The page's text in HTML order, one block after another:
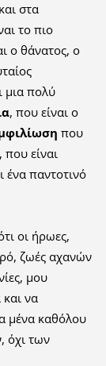
στα
το πιο
ο θάνατος, ο
μια πολύ
, που είναι ο
που
, που είναι
ένα παντοτινό
οι ήρωες,
ζωές αχανών
μου
να
μένα καθόλου
όχι των